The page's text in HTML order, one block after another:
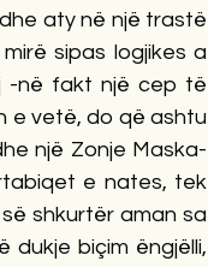
aty në një trastë
sipas logjikes a
-në fakt një cep të
e vetë, do që ashtu
një Zonje Maska-
e nates, tek
shkurtër aman sa
biçim ëngjëlli,